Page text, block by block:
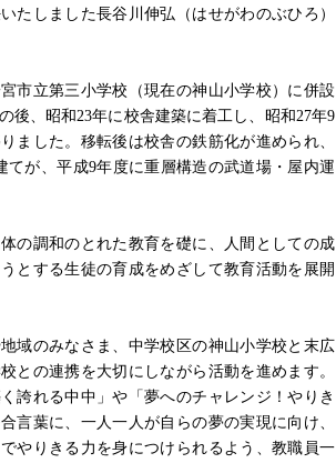
たしました長谷川伸弘（はせがわのぶひろ）
市立第三小学校（現在の神山小学校）に併設
後、昭和 23年に校舎建築に着工し、昭和 27年9
ました。移転後は校舎の鉄筋化が進められ、
てが、平成9年度に重層構造の武道場・屋内運
の調和のとれた教育を礎に、人間としての成
とする生徒の育成をめざして教育活動を展開
域のみなさま、中学校区の神山小学校と末広
との連携を大切にしながら活動を進めます。
誇れる中中」や「夢へのチャレンジ！やりき
言葉に、一人一人が自らの夢の実現に向け、
やりきる力を身につけられるよう、教職員一